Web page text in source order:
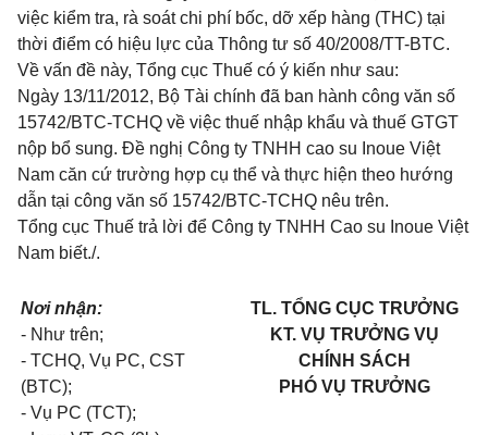
việc kiểm tra, rà soát chi phí bốc, dỡ xếp hàng (THC) tại
thời điểm có hiệu lực của Thông tư số 40/2008/TT-BTC.
Về vấn đề này, Tổng cục Thuế có ý kiến như sau:
Ngày 13/11/2012, Bộ Tài chính đã ban hành công văn số
15742/BTC-TCHQ về việc thuế nhập khẩu và thuế GTGT
nộp bổ sung. Đề nghị Công ty TNHH cao su Inoue Việt
Nam căn cứ trường hợp cụ thể và thực hiện theo hướng
dẫn tại công văn số 15742/BTC-TCHQ nêu trên.
Tổng cục Thuế trả lời để Công ty TNHH Cao su Inoue Việt
Nam biết./.
Nơi nhận:
- Như trên;
- TCHQ, Vụ PC, CST
(BTC);
- Vụ PC (TCT);
TL. TỔNG CỤC TRƯỞNG
KT. VỤ TRƯỞNG VỤ
CHÍNH SÁCH
PHÓ VỤ TRƯỞNG